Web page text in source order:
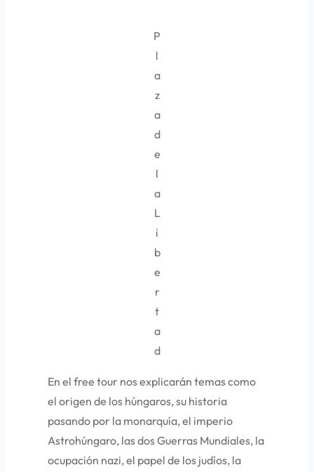
P
l
a
z
a
d
e
l
a
L
i
b
e
r
t
a
d
En el free tour nos explicarán temas como
el origen de los húngaros, su historia
pasando por la monarquía, el imperio
Astrohúngaro, las dos Guerras Mundiales, la
ocupación nazi, el papel de los judíos, la